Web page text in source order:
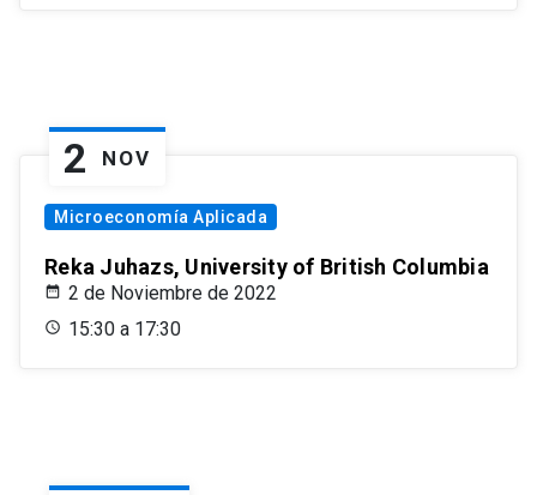
2 NOV
Microeconomía Aplicada
Reka Juhazs, University of British Columbia
2 de Noviembre de 2022
15:30 a 17:30